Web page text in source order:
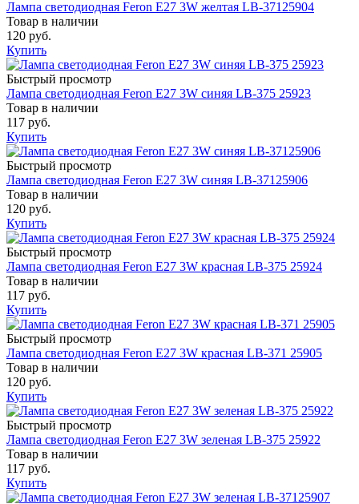
Лампа светодиодная Feron Е27 3W желтая LB-37125904
Товар в наличии
120 руб.
Купить
Быстрый просмотр
Лампа светодиодная Feron E27 3W синяя LB-375 25923
Товар в наличии
117 руб.
Купить
Быстрый просмотр
Лампа светодиодная Feron E27 3W синяя LB-37125906
Товар в наличии
120 руб.
Купить
Быстрый просмотр
Лампа светодиодная Feron E27 3W красная LB-375 25924
Товар в наличии
117 руб.
Купить
Быстрый просмотр
Лампа светодиодная Feron E27 3W красная LB-371 25905
Товар в наличии
120 руб.
Купить
Быстрый просмотр
Лампа светодиодная Feron E27 3W зеленая LB-375 25922
Товар в наличии
117 руб.
Купить